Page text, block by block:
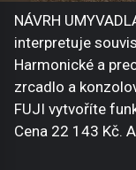
NÁVRH
interpretuje
Harmonické a
zrcadlo a
FUJI vytvoříte
Cena 22 143 Kč.